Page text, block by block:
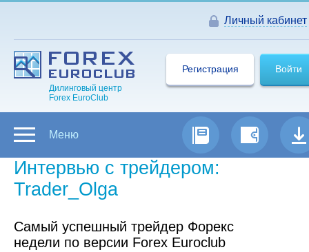
Личный кабинет
Дилинговый центр
Forex EuroClub
Войти
Регистрация
Меню
Интервью с трейдером:
Trader_Olga
Самый успешный трейдер Форекс
недели по версии Forex Euroclub